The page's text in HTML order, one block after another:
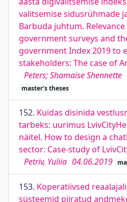
valitsemise sidusrühmade
Barbuda juhtum.
government surveys and
government Index 2019 to
stakeholders: The case of
Peters; Shamaise Shennette
master's theses
152. Kuidas disinida
tarbeks: uurimus
näitel. How to design a
sector: Case-study of
Petriv, Yuliia 04.06.2019
153. Koperatiivsed
süsteemid piiratud